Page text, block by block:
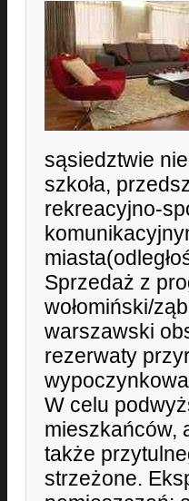
sąsiedztwie
szkoła,
rekreacyjno-
Sprzedaż z
wołomiński/
warszawski
rezerwaty
W celu
mieszkańców,
także
strzeżone.